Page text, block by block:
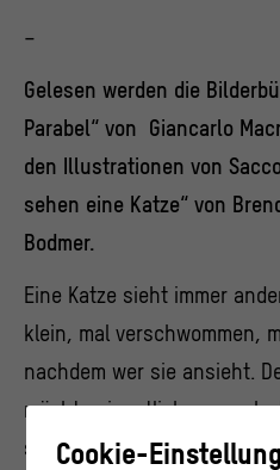
–
Gelesen werden die
Parabel“ von Giancarlo
den Illustrationen von
sehen eine Katze“ von
Bodmer.
Eine Katze sieht immer
klein, mal verschwommen,
nachdem wer sie ansieht.
möchte eigentlich nur mehr
sehen. Doch schnell merkt
Cookie-